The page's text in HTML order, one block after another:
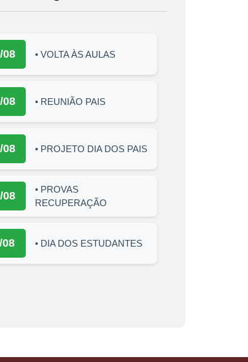
08 • VOLTA ÀS AULAS
08 • REUNIÃO PAIS
08 • PROJETO DIA DOS PAIS
08
• PROVAS
RECUPERAÇÃO
08 • DIA DOS ESTUDANTES